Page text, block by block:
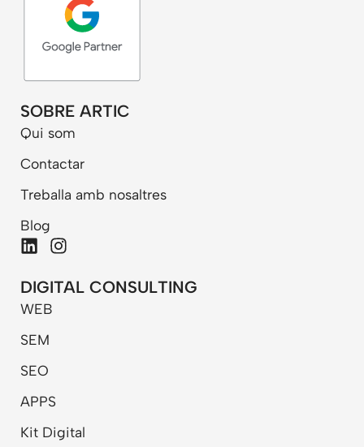
SOBRE ARTIC
Qui som
Contactar
Treballa amb nosaltres
Blog
L
n
k
e
d
n
I
s
t
DIGITAL CONSULTING
WEB
SEM
SEO
APPS
Kit Digital